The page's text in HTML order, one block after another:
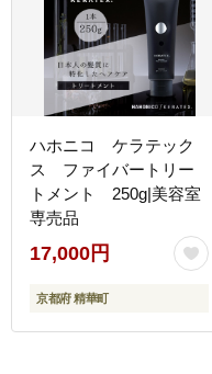
ハホニコ ケラテック
ス ファイバートリー
トメント 250g|美容室
専売品
17,000円
京都府 精華町